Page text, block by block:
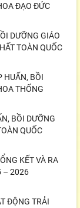
ĐẠO ĐỨC
DƯỠNG GIÁO
TOÀN QUỐC
HUẤN, BỒI
THỐNG
BỒI DƯỠNG
QUỐC
KẾT VÀ RA
– 2026
ĐỘNG TRẢI